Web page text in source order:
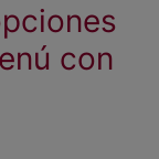
con